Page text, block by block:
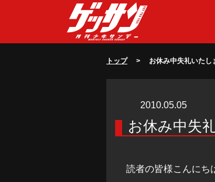
トップ> お休み中失礼いたしま
2010.05.05
お休み中失
読者の皆様こんにち